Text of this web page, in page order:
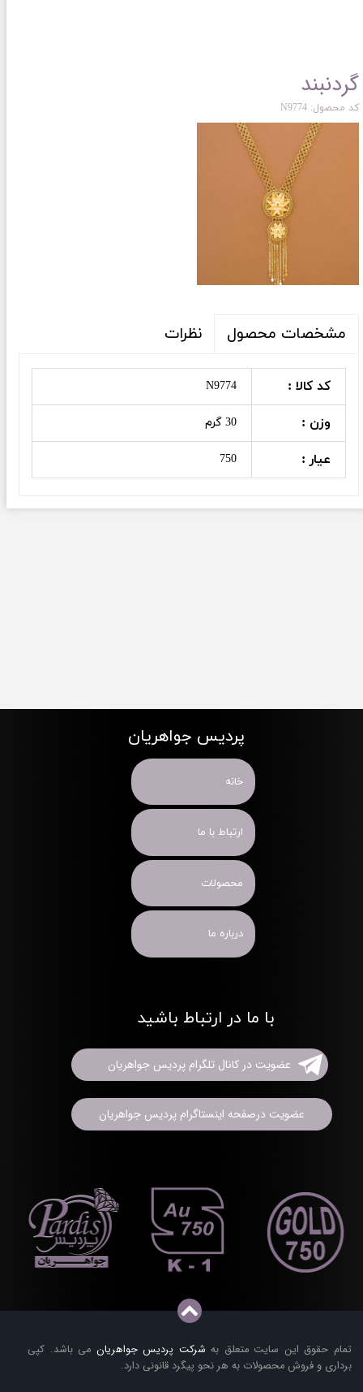
گردنبند
کد محصول: N9774
مشخصات محصول نظرات
کد کالا : N9774
وزن : 30 گرم
عیار : 750
تمام حقوق این سایت متعلق به شرکت پردیس جواهریان می باشد. کپی
برداری و فروش محصولات به هر نحو پیگرد قانونی دارد.
پردیس جواهریان
خانه
ارتباط با ما
محصولات
درباره ما
با ما در ارتباط باشید
عضویت در کانال تلگرام پردیس جواهریان
عضویت درصفحه اینستاگرام پردیس جواهریان